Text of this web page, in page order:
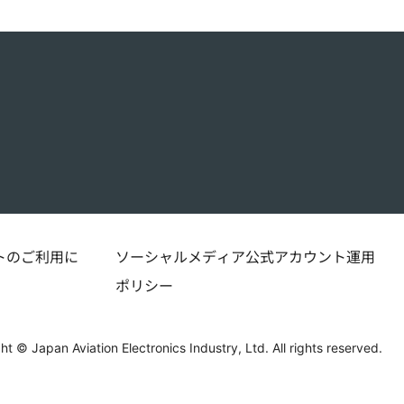
のご利用に
ソーシャルメディア公式アカウント運用
ポリシー
© Japan Aviation Electronics Industry, Ltd. All rights reserved.